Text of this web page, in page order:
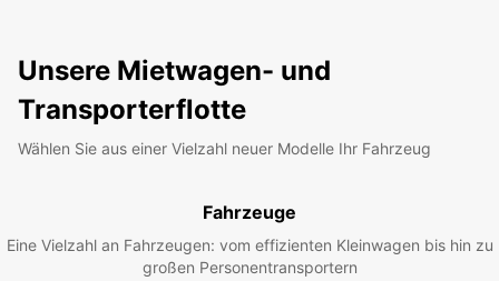
Unsere Mietwagen- und
Transporterflotte
Wählen Sie aus einer Vielzahl neuer Modelle Ihr Fahrzeug
Fahrzeuge
Eine Vielzahl an Fahrzeugen: vom effizienten Kleinwagen bis hin zu
großen Personentransportern